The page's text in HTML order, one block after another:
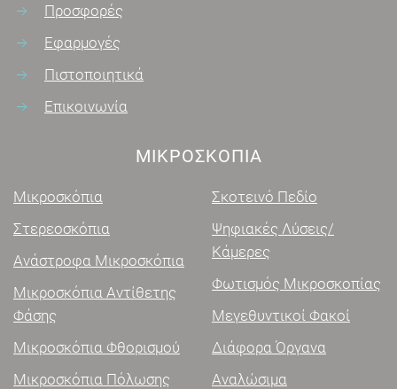
Προσφορές
Εφαρμογές
Πιστοποιητικά
Επικοινωνία
ΜΙΚΡΟΣΚΌΠΙΑ
Μικροσκόπια
Στερεοσκόπια
Ανάστροφα Μικροσκόπια
Μικροσκόπια Αντίθετης
Φάσης
Μικροσκόπια Φθορισμού
Μικροσκόπια Πόλωσης
Σκοτεινό Πεδίο
Ψηφιακές Λύσεις/
Κάμερες
Φωτισμός Μικροσκοπίας
Μεγεθυντικοί Φακοί
Διάφορα Όργανα
Αναλώσιμα